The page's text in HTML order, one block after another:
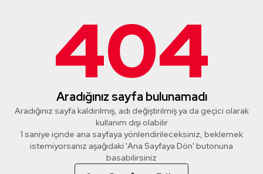
404
Aradığınız sayfa bulunamadı
Aradığınız sayfa kaldırılmış, adı değiştirilmiş ya da geçici olarak
kullanım dışı olabilir
1 saniye içinde ana sayfaya yönlendirileceksiniz, beklemek
istemiyorsanız aşağıdaki 'Ana Sayfaya Dön' butonuna
basabilirsiniz